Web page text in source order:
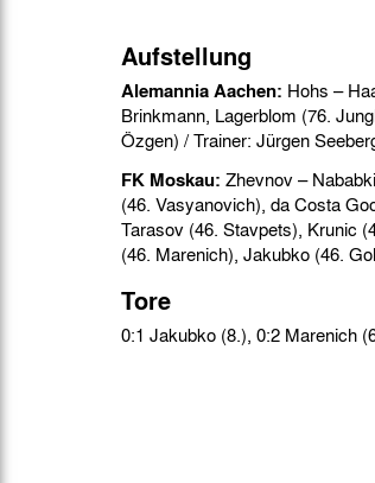
Aufstellung
Alemannia Aachen: Hohs –
Brinkmann, Lagerblom (76.
Özgen) / Trainer: Jürgen
FK Moskau: Zhevnov –
(46. Vasyanovich), da Costa
Tarasov (46. Stavpets), Krunic
Tore
0:1